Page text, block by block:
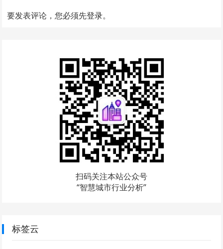
要发表评论，您必须先登录。
扫码关注本站公众号
“智慧城市行业分析”
标签云